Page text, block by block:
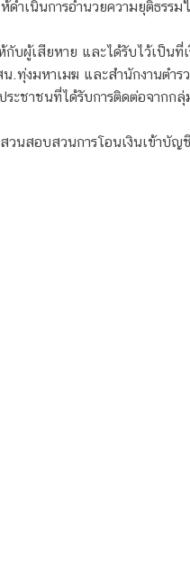
เนินการอำนวยความยุติธรร
ผู้เสียหาย และได้รับไว้เป็นที่เ
งมหาเมฆ และสำนักงานตำร
ระชาชนที่ได้รับการติดต่อจาก
นสอบสวนการโอนเงินเข้าบั